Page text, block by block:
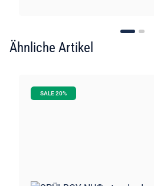
Ähnliche Artikel
SALE 20%